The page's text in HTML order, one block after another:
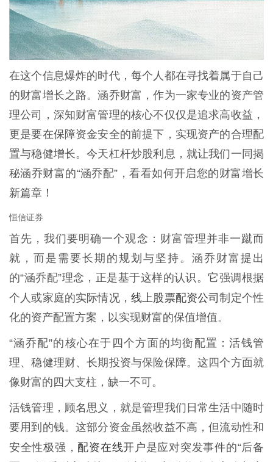
在这个信息爆炸的时代，每个人都在寻找着属于自己
的财富增长之路。涵乔财富，作为一家专业的资产管
理公司，深知财富管理的核心不仅仅是追求高收益，
更是要在保障资金安全的前提下，实现资产的合理配
置与稳健增长。今天杠杆炒股利息，就让我们一同揭
秘涵乔财富的“涵乔配”，看看如何开启您的财富增长
新篇章！
恒信证券
首先，我们要明确一个观念：财富管理并非一蹴而
就，而是需要长期的规划与坚持。涵乔财富提出
的“涵乔配”理念，正是基于这样的认识。它强调根据
个人或家庭的实际情况， 线上股票配资公司制定个性
化的资产配置方案，以实现财富的保值增值。
“涵乔配”的核心在于四个方面的均衡配置：活钱管
理、稳健理财、长期投资与保险保障。这四个方面就
像财富的四大支柱，缺一不可。
活钱管理，顾名思义，就是管理我们日常生活中随时
要用到的钱。这部分资金虽然收益不高，但流动性和
安全性极强，配资在线开户是应对突发事件的“后备